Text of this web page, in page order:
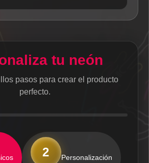
tu neón
pasos para crear el producto
perfecto.
2 Personalización